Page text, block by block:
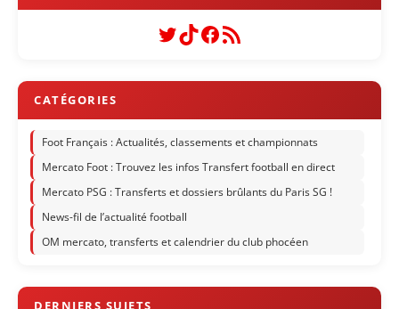
Twitter
TikTok
Facebook
Flux RSS
Foot Français : Actualités, classements et championnats
Mercato Foot : Trouvez les infos Transfert football en direct
Mercato PSG : Transferts et dossiers brûlants du Paris SG !
News-fil de l’actualité football
OM mercato, transferts et calendrier du club phocéen